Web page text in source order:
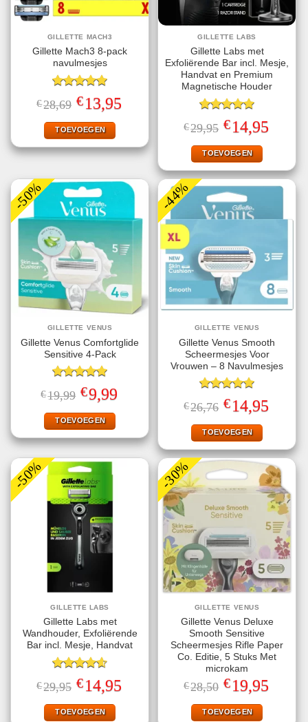
GILLETTE MACH3
Gillette Mach3 8-pack
navulmesjes
Gewaardeerd
5.00uit 5
€28,69 Oorspronkelijke
prijs
was:
€28,69.
€13,95prijs
TOEVOEGEN
GILLETTE LABS
Gillette Labs met
Exfoliërende Bar incl. Mesje,
Handvat en Premium
Magnetische Houder
Gewaardeerd
5.00uit 5
€29,95 Oorspronkelijke
prijs
was:
€29,95.
€14,95prijs
TOEVOEGEN
-50%
GILLETTE VENUS
Gillette Venus Comfortglide
Sensitive 4-Pack
Gewaardeerd
5.00uit 5
€19,99 Oorspronkelijke
prijs
was:
€19,99.
€9,99Huidige
prijs
TOEVOEGEN
-44%
GILLETTE VENUS
Gillette Venus Smooth
Scheermesjes Voor
Vrouwen – 8 Navulmesjes
Gewaardeerd
5.00uit 5
€26,76 Oorspronkelijke
prijs
was:
€26,76.
€14,95prijs
TOEVOEGEN
-50%
GILLETTE LABS
Gillette Labs met
Wandhouder, Exfoliërende
Bar incl. Mesje, Handvat
Gewaardeerd
4.57uit 5
€29,95 Oorspronkelijke
prijs
was:
€29,95.
€14,95prijs
TOEVOEGEN
-30%
GILLETTE VENUS
Gillette Venus Deluxe
Smooth Sensitive
Scheermesjes Rifle Paper
Co. Editie, 5 Stuks Met
microkam
€28,50 Oorspronkelijke
prijs
was:
€28,50.
€19,95prijs
TOEVOEGEN